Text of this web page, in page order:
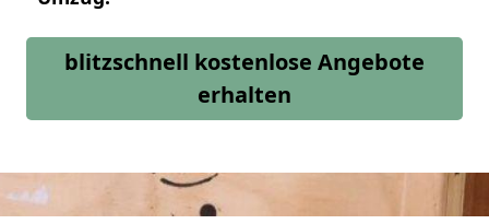
blitzschnell kostenlose Angebote
erhalten